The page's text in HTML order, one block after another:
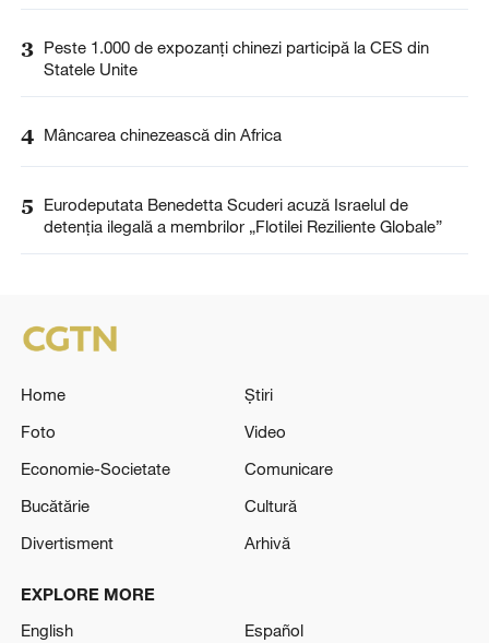
3 Peste 1.000 de expozanți chinezi participă la CES din
Statele Unite
4 Mâncarea chinezească din Africa
5
Eurodeputata Benedetta Scuderi acuză Israelul de
detenția ilegală a membrilor „Flotilei Reziliente Globale”
Home
Știri
Foto
Video
Economie-Societate
Comunicare
Bucătărie
Cultură
Divertisment
Arhivă
EXPLORE MORE
English
Español